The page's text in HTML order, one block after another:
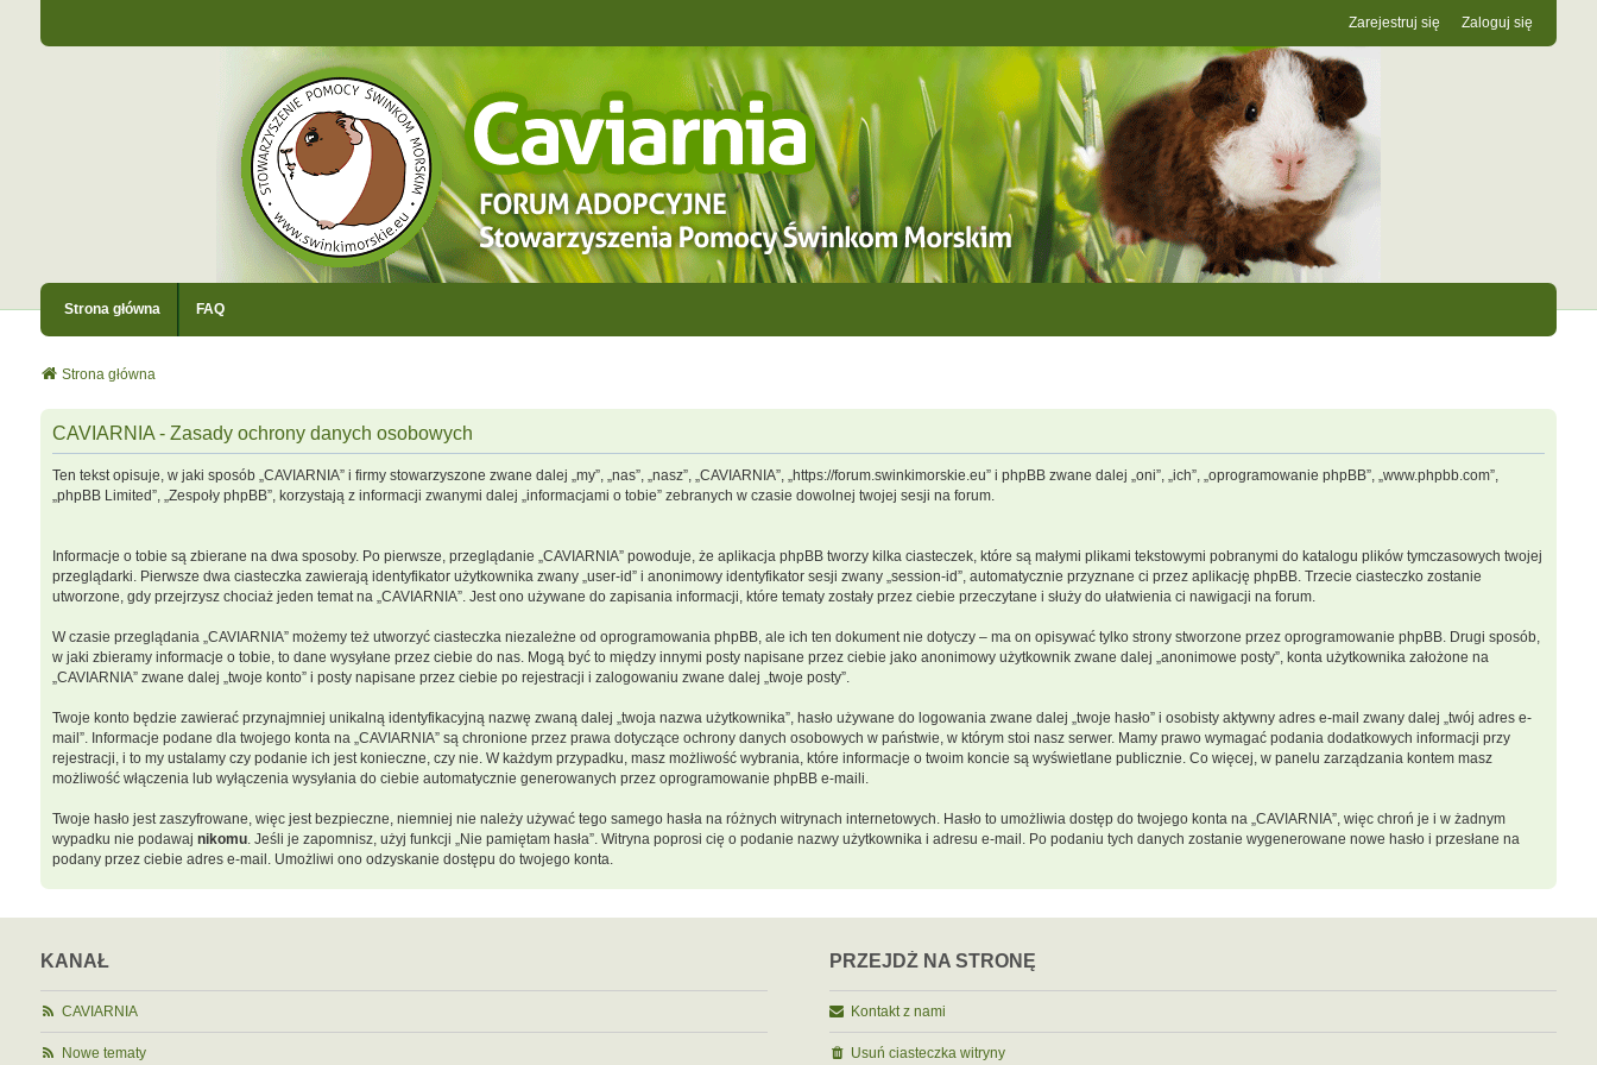
Zaloguj się
Zarejestruj się
Strona główna FAQ
Strona główna
CAVIARNIA - Zasady ochrony danych osobowych
Ten tekst opisuje, w jaki sposób „CAVIARNIA” i firmy stowarzyszone zwane dalej „my”, „nas”, „nasz”, „CAVIARNIA”, „https://forum.swinkimorskie.eu” i phpBB zwane dalej „oni”, „ich”, „oprogramowanie phpBB”, „www.phpbb.com”,
„phpBB Limited”, „Zespoły phpBB”, korzystają z informacji zwanymi dalej „informacjami o tobie” zebranych w czasie dowolnej twojej sesji na forum.
Informacje o tobie są zbierane na dwa sposoby. Po pierwsze, przeglądanie „CAVIARNIA” powoduje, że aplikacja phpBB tworzy kilka ciasteczek, które są małymi plikami tekstowymi pobranymi do katalogu plików tymczasowych twojej
przeglądarki. Pierwsze dwa ciasteczka zawierają identyfikator użytkownika zwany „user-id” i anonimowy identyfikator sesji zwany „session-id”, automatycznie przyznane ci przez aplikację phpBB. Trzecie ciasteczko zostanie
utworzone, gdy przejrzysz chociaż jeden temat na „CAVIARNIA”. Jest ono używane do zapisania informacji, które tematy zostały przez ciebie przeczytane i służy do ułatwienia ci nawigacji na forum.
W czasie przeglądania „CAVIARNIA” możemy też utworzyć ciasteczka niezależne od oprogramowania phpBB, ale ich ten dokument nie dotyczy – ma on opisywać tylko strony stworzone przez oprogramowanie phpBB. Drugi sposób,
w jaki zbieramy informacje o tobie, to dane wysyłane przez ciebie do nas. Mogą być to między innymi posty napisane przez ciebie jako anonimowy użytkownik zwane dalej „anonimowe posty”, konta użytkownika założone na
„CAVIARNIA” zwane dalej „twoje konto” i posty napisane przez ciebie po rejestracji i zalogowaniu zwane dalej „twoje posty”.
Twoje konto będzie zawierać przynajmniej unikalną identyfikacyjną nazwę zwaną dalej „twoja nazwa użytkownika”, hasło używane do logowania zwane dalej „twoje hasło” i osobisty aktywny adres e-mail zwany dalej „twój adres e-
mail”. Informacje podane dla twojego konta na „CAVIARNIA” są chronione przez prawa dotyczące ochrony danych osobowych w państwie, w którym stoi nasz serwer. Mamy prawo wymagać podania dodatkowych informacji przy
rejestracji, i to my ustalamy czy podanie ich jest konieczne, czy nie. W każdym przypadku, masz możliwość wybrania, które informacje o twoim koncie są wyświetlane publicznie. Co więcej, w panelu zarządzania kontem masz
możliwość włączenia lub wyłączenia wysyłania do ciebie automatycznie generowanych przez oprogramowanie phpBB e-maili.
Twoje hasło jest zaszyfrowane, więc jest bezpieczne, niemniej nie należy używać tego samego hasła na różnych witrynach internetowych. Hasło to umożliwia dostęp do twojego konta na „CAVIARNIA”, więc chroń je i w żadnym
wypadku nie podawaj nikomu. Jeśli je zapomnisz, użyj funkcji „Nie pamiętam hasła”. Witryna poprosi cię o podanie nazwy użytkownika i adresu e-mail. Po podaniu tych danych zostanie wygenerowane nowe hasło i przesłane na
podany przez ciebie adres e-mail. Umożliwi ono odzyskanie dostępu do twojego konta.
KANAŁ
CAVIARNIA
Nowe tematy
PRZEJDŹ NA STRONĘ
Kontakt z nami
Usuń ciasteczka witryny